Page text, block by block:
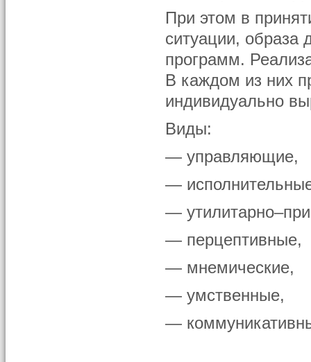
При этом в
ситуации, образа
программ.
В каждом из них
индивидуально
Виды:
— управляющие,
—
—
— перцептивные,
— мнемические,
— умственные,
—